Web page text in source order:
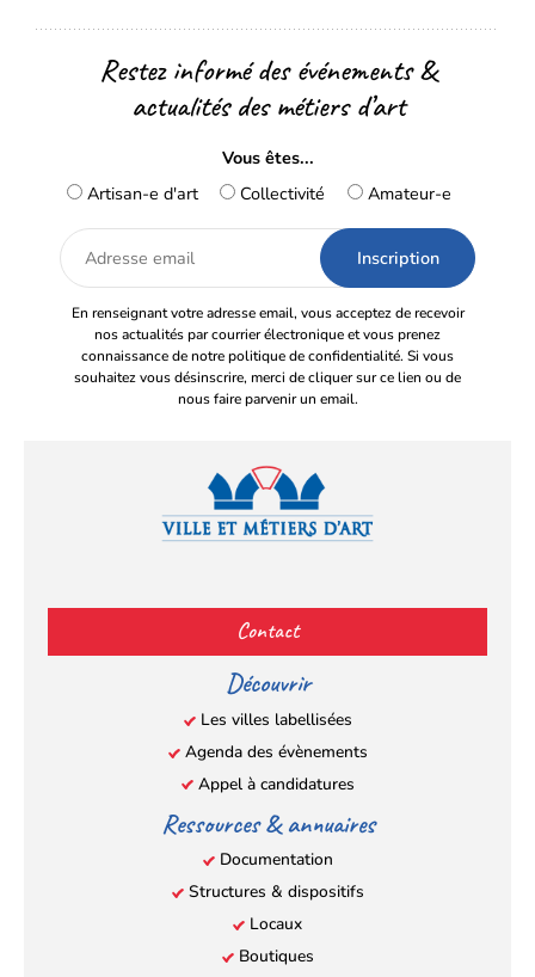
Restez informé des événements &
actualités des métiers d’art
Vous êtes...
Artisan-e d'art
Collectivité Amateur-e
Adresse
email
En renseignant votre adresse email, vous acceptez de recevoir
nos actualités par courrier électronique et vous prenez
connaissance de notre politique de confidentialité. Si vous
souhaitez vous désinscrire, merci de cliquer sur ce lien ou de
nous faire parvenir un email.
(s’ouvre
dans
nouvel
onglet)
(s’ouvre
dans
nouvel
onglet)
(s’ouvre
dans
nouvel
onglet)
(s’ouvre
nouvel
onglet)
Contact
Découvrir
Les villes labellisées
Agenda des évènements
Appel à candidatures
Ressources & annuaires
Documentation
Structures & dispositifs
Locaux
Boutiques